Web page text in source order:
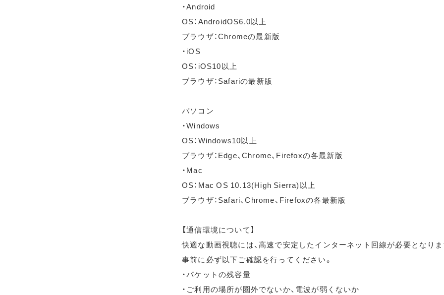
・Android
OS：AndroidOS6.0以上
ブラウザ：Chromeの最新版
・iOS
OS：iOS10以上
ブラウザ：Safariの最新版
パソコン
・Windows
OS：Windows10以上
ブラウザ：Edge、Chrome、Firefoxの各最新版
・Mac
OS：Mac OS 10.13(High Sierra)以上
ブラウザ：Safari、Chrome、Firefoxの各最新版
【通信環境について】
快適な動画視聴には、高速で安定したインターネット回線が必要となりま
事前に必ず以下ご確認を行ってください。
・パケットの残容量
・ご利用の場所が圏外でないか、電波が弱くないか